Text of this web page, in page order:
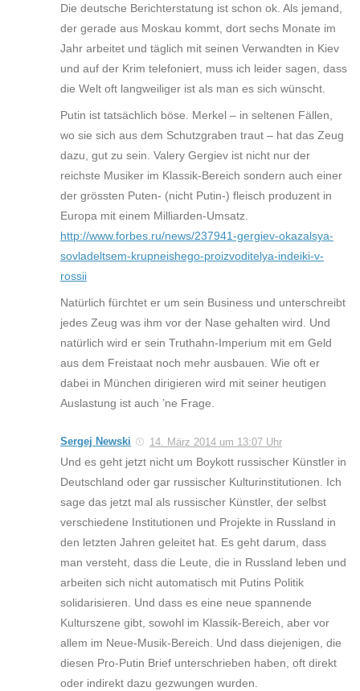
Die deutsche Berichterstatung ist schon ok. Als jemand,
der gerade aus Moskau kommt, dort sechs Monate im
Jahr arbeitet und täglich mit seinen Verwandten in Kiev
und auf der Krim telefoniert, muss ich leider sagen, dass
die Welt oft langweiliger ist als man es sich wünscht.
Putin ist tatsächlich böse. Merkel – in seltenen Fällen,
wo sie sich aus dem Schutzgraben traut – hat das Zeug
dazu, gut zu sein. Valery Gergiev ist nicht nur der
reichste Musiker im Klassik-Bereich sondern auch einer
der grössten Puten- (nicht Putin-) fleisch produzent in
Europa mit einem Milliarden-Umsatz.
http://www.forbes.ru/news/237941-gergiev-okazalsya-
sovladeltsem-krupneishego-proizvoditelya-indeiki-v-
rossii
Natürlich fürchtet er um sein Business und unterschreibt
jedes Zeug was ihm vor der Nase gehalten wird. Und
natürlich wird er sein Truthahn-Imperium mit em Geld
aus dem Freistaat noch mehr ausbauen. Wie oft er
dabei in München dirigieren wird mit seiner heutigen
Auslastung ist auch ’ne Frage.
Sergej Newski 14. März 2014 um 13:07 Uhr
Und es geht jetzt nicht um Boykott russischer Künstler in
Deutschland oder gar russischer Kulturinstitutionen. Ich
sage das jetzt mal als russischer Künstler, der selbst
verschiedene Institutionen und Projekte in Russland in
den letzten Jahren geleitet hat. Es geht darum, dass
man versteht, dass die Leute, die in Russland leben und
arbeiten sich nicht automatisch mit Putins Politik
solidarisieren. Und dass es eine neue spannende
Kulturszene gibt, sowohl im Klassik-Bereich, aber vor
allem im Neue-Musik-Bereich. Und dass diejenigen, die
diesen Pro-Putin Brief unterschrieben haben, oft direkt
oder indirekt dazu gezwungen wurden.